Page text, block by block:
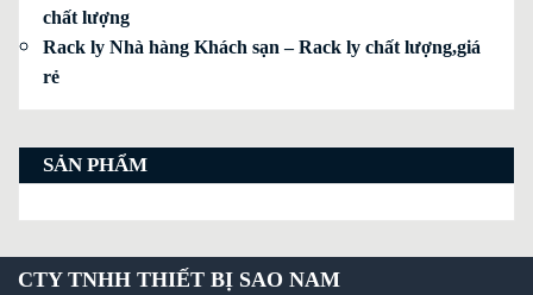
chất lượng
Rack ly Nhà hàng Khách sạn – Rack ly chất lượng,giá
rẻ
SẢN PHẨM
CTY TNHH THIẾT BỊ SAO NAM